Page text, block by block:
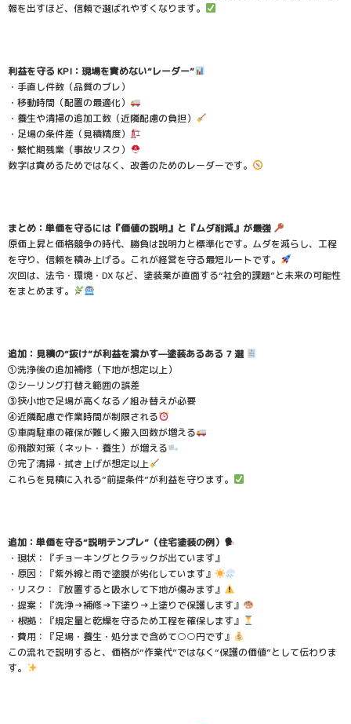
報を出すほど、信頼で選ばれやすくなります。
利益を守る KPI：現場を責めない“レーダー”
・手直し件数（品質のブレ）
・移動時間（配置の最適化）
・養生や清掃の追加工数（近隣配慮の負担）
・足場の条件差（見積精度）
・繁忙期残業（事故リスク）
数字は責めるためではなく、改善のためのレーダーです。
まとめ：単価を守るには『価値の説明』と『ムダ削減』が最強
原価上昇と価格競争の時代、勝負は説明力と標準化です。ムダを減らし、工程
を守り、信頼を積み上げる。これが経営を守る最短ルートです。
次回は、法令・環境・DX など、塗装業が直面する“社会的課題”と未来の可能性
をまとめます。
追加：見積の“抜け”が利益を溶かす—塗装あるある 7 選
①洗浄後の追加補修（下地が想定以上）
②シーリング打替え範囲の誤差
③狭小地で足場が高くなる／組み替えが必要
④近隣配慮で作業時間が制限される
⑤車両駐車の確保が難しく搬入回数が増える
⑥飛散対策（ネット・養生）が増える
⑦完了清掃・拭き上げが想定以上
これらを見積に入れる“前提条件”が利益を守ります。
追加：単価を守る“説明テンプレ”（住宅塗装の例）
・現状：『チョーキングとクラックが出ています』
・原因：『紫外線と雨で塗膜が劣化しています』
・リスク：『放置すると吸水して下地が傷みます』
・提案：『洗浄→補修→下塗り→上塗りで保護します』
・根拠：『規定量と乾燥を守るため工程を確保します』
・費用：『足場・養生・処分まで含めて○○円です』
この流れで説明すると、価格が“作業代”ではなく“保護の価値”として伝わりま
す。